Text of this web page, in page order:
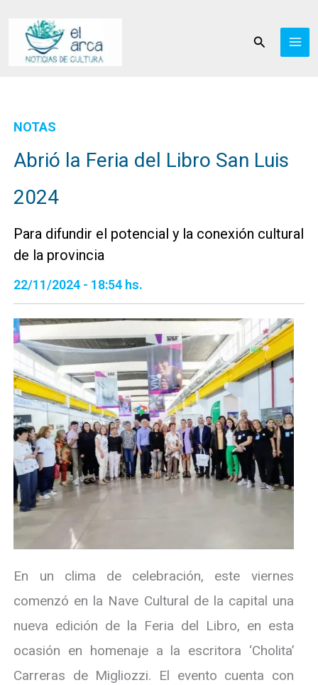
contenido
Buscar
NOTAS
Abrió la Feria del Libro San Luis
2024
Para difundir el potencial y la conexión cultural
de la provincia
22/11/2024 - 18:54 hs.
En un clima de celebración, este viernes
comenzó en la Nave Cultural de la capital una
nueva edición de la Feria del Libro, en esta
ocasión en homenaje a la escritora ‘Cholita’
Carreras de Migliozzi. El evento cuenta con